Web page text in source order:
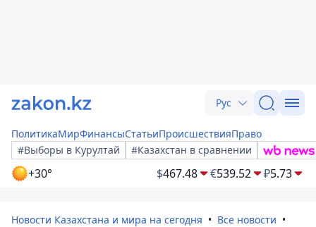
Рус
ПолитикаМирФинансыСтатьиПроисшествияПраво
#Выборы в Курултай
#Казахстан в сравнении
+30° $467.48 €539.52 ₽5.73
Новости Казахстана и мира на сегодня
Все новости